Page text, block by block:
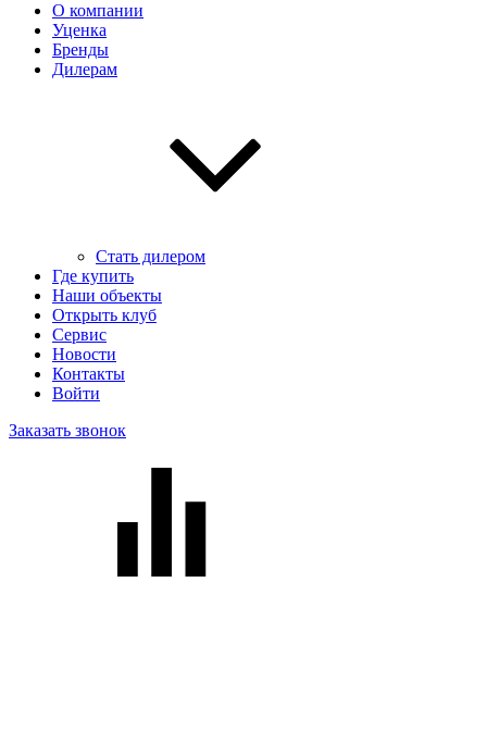
О компании
Уценка
Бренды
Дилерам
Стать дилером
Где купить
Наши объекты
Открыть клуб
Сервис
Новости
Контакты
Войти
Заказать звонок